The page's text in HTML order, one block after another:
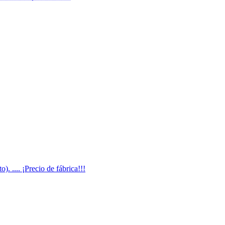
.... ¡Precio de fábrica!!!